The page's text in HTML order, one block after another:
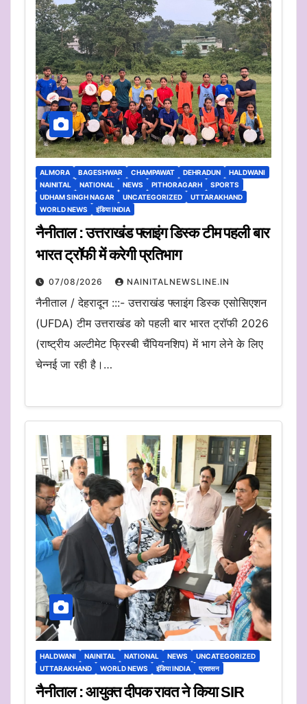
ALMORA BAGESHWAR CHAMPAWAT DEHRADUN
HALDWANI
NAINITAL
NATIONAL NEWS PITHORAGARH
SPORTS
UDHAM SINGH NAGAR
UNCATEGORIZED
UTTARAKHAND
WORLD NEWS
इंडिया INDIA
नैनीताल : उत्तराखंड फ्लाइंग डिस्क टीम पहली बार
भारत ट्रॉफी में करेगी प्रतिभाग
07/08/2026 NAINITALNEWSLINE.IN
नैनीताल / देहरादून :::- उत्तराखंड फ्लाइंग डिस्क एसोसिएशन
(UFDA) टीम उत्तराखंड को पहली बार भारत ट्रॉफी 2026
(राष्ट्रीय अल्टीमेट फ्रिस्बी चैंपियनशिप) में भाग लेने के लिए
चेन्नई जा रही है।…
HALDWANI NAINITAL NATIONAL NEWS
UNCATEGORIZED
UTTARAKHAND
WORLD NEWS इंडिया INDIA प्रशासन
नैनीताल : आयुक्त दीपक रावत ने किया SIR